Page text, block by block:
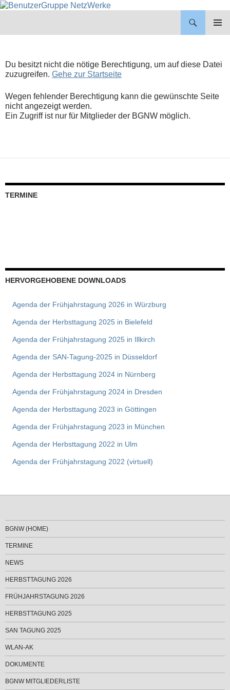
Du besitzt nicht die nötige Berechtigung, um auf diese Datei
zuzugreifen. Gehe zur Startseite
Wegen fehlender Berechtigung kann die gewünschte Seite
nicht angezeigt werden.
Ein Zugriff ist nur für Mitglieder der BGNW möglich.
TERMINE
HERVORGEHOBENE DOWNLOADS
Agenda der Frühjahrstagung 2026 in Würzburg
Agenda der Herbsttagung 2025 in Bielefeld
Agenda der Frühjahrstagung 2025 in Illkirch
Agenda der SAN-Tagung-2025 in Düsseldorf
Agenda der Herbsttagung 2024 in Nürnberg
Agenda der Frühjahrstagung 2024 in Dresden
Agenda der Herbsttagung 2023 in Göttingen
Agenda der Frühjahrstagung 2023 in München
Agenda der Herbsttagung 2022 in Ulm
Agenda der Frühjahrstagung 2022 (virtuell)
BGNW (HOME)
TERMINE
NEWS
HERBSTTAGUNG 2026
FRÜHJAHRSTAGUNG 2026
HERBSTTAGUNG 2025
SAN TAGUNG 2025
WLAN-AK
DOKUMENTE
BGNW MITGLIEDERLISTE